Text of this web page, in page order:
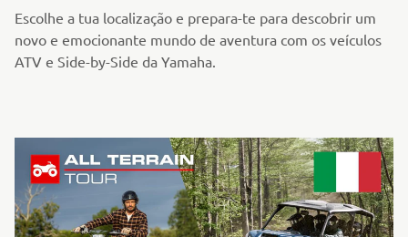
Escolhe a tua localização e prepara-te para descobrir um
novo e emocionante mundo de aventura com os veículos
ATV e Side-by-Side da Yamaha.